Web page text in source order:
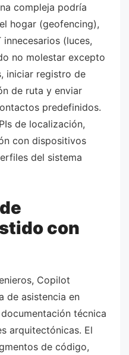
compleja podría
hogar (geofencing),
(luces,
no molestar excepto
iniciar registro de
de ruta y enviar
predefinidos.
de localización,
con dispositivos
del sistema
con
Copilot
de asistencia en
técnica
arquitectónicas. El
de código,